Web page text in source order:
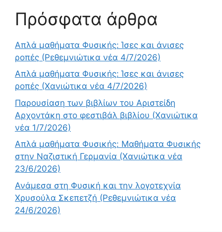
Πρόσφατα άρθρα
Απλά μαθήματα Φυσικής: Ίσες και άνισες
ροπές (Ρεθεμνιώτικα νέα 4/7/2026)
Απλά μαθήματα Φυσικής: Ίσες και άνισες
ροπές (Χανιώτικα νέα 4/7/2026)
Παρουσίαση των βιβλίων του Αριστείδη
Αρχοντάκη στο φεστιβάλ βιβλίου (Χανιώτικα
νέα 1/7/2026)
Απλά μαθήματα Φυσικής: Μαθήματα Φυσικής
στην Ναζιστική Γερμανία (Χανιώτικα νέα
23/6/2026)
Ανάμεσα στη Φυσική και την λογοτεχνία
Χρυσούλα Σκεπετζή (Ρεθεμνιώτικα νέα
24/6/2026)